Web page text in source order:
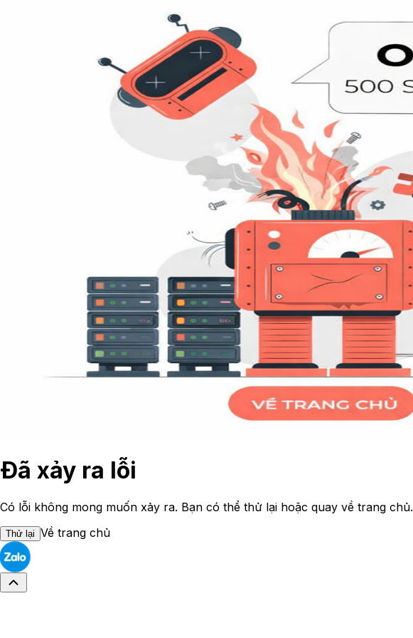
Đã xảy ra lỗi
Có lỗi không mong muốn xảy ra. Bạn có thể thử lại hoặc quay về trang chủ.
Thử lại Về trang chủ